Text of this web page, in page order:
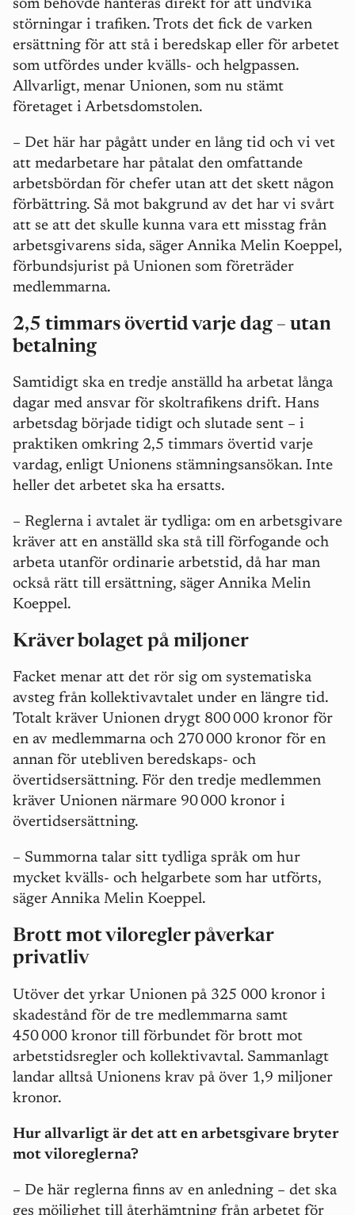
som behövde hanteras direkt för att undvika
störningar i trafiken. Trots det fick de varken
ersättning för att stå i beredskap eller för arbetet
som utfördes under kvälls- och helgpassen.
Allvarligt, menar Unionen, som nu stämt
företaget i Arbetsdomstolen.
– Det här har pågått under en lång tid och vi vet
att medarbetare har påtalat den omfattande
arbetsbördan för chefer utan att det skett någon
förbättring. Så mot bakgrund av det har vi svårt
att se att det skulle kunna vara ett misstag från
arbetsgivarens sida, säger Annika Melin Koeppel,
förbundsjurist på Unionen som företräder
medlemmarna.
2,5 timmars övertid varje dag – utan
betalning
Samtidigt ska en tredje anställd ha arbetat långa
dagar med ansvar för skoltrafikens drift. Hans
arbetsdag började tidigt och slutade sent – i
praktiken omkring 2,5 timmars övertid varje
vardag, enligt Unionens stämningsansökan. Inte
heller det arbetet ska ha ersatts.
– Reglerna i avtalet är tydliga: om en arbetsgivare
kräver att en anställd ska stå till förfogande och
arbeta utanför ordinarie arbetstid, då har man
också rätt till ersättning, säger Annika Melin
Koeppel.
Kräver bolaget på miljoner
Facket menar att det rör sig om systematiska
avsteg från kollektivavtalet under en längre tid.
Totalt kräver Unionen drygt 800000 kronor för
en av medlemmarna och 270000 kronor för en
annan för utebliven beredskaps- och
övertidsersättning. För den tredje medlemmen
kräver Unionen närmare 90000 kronor i
övertidsersättning.
– Summorna talar sitt tydliga språk om hur
mycket kvälls- och helgarbete som har utförts,
säger Annika Melin Koeppel.
Brott mot viloregler påverkar
privatliv
Utöver det yrkar Unionen på 325 000 kronor i
skadestånd för de tre medlemmarna samt
450000 kronor till förbundet för brott mot
arbetstidsregler och kollektivavtal. Sammanlagt
landar alltså Unionens krav på över 1,9 miljoner
kronor.
Hur allvarligt är det att en arbetsgivare bryter
mot viloreglerna?
– De här reglerna finns av en anledning – det ska
ges möjlighet till återhämtning från arbetet för